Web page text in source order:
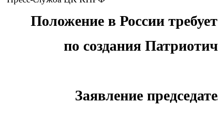
Положение в России
по создания
Заявление